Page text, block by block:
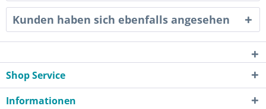
Kunden haben sich ebenfalls angesehen
Shop Service
Informationen